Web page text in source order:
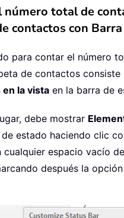
número total de
contactos con
para contar el número
de contactos consiste
la vista en la barra de
debe mostrar
de estado haciendo clic
cualquier espacio vacío
después la opción